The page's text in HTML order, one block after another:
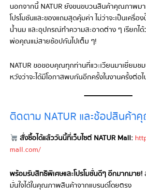
นอกจากนี้ NATUR ยังขนขบวนสินค้าคุณภาพม
โปรโมชันและของแถมสุดคุ้มค่า ไม่ว่าจะเป็นเครื่
น้ำนม และอุปกรณ์ทำความสะอาดต่าง ๆ เรียกไ
พ่อคุณแม่สายช้อปกันไปเต็ม ๆ!
NATUR ขอขอบคุณทุกท่านที่แวะเวียนมาเยี่ยมชม
หวังว่าจะได้มีโอกาสพบกันอีกครั้งในงานครั้งต่อไ
ติดตาม NATUR และช้อปสินค้า
สั่งซื้อได้แล้ววันนี้ที่เว็บไซต์ NATUR Mall:
mall.com/
พร้อมรับสิทธิพิเศษและโปรโมชั่นดีๆ อีกมากมาย!
มั่นใจได้ในคุณภาพสินค้าจากแบรนด์โดยตรง